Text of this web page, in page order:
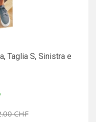
Taglia S, Sinistra e
CHF